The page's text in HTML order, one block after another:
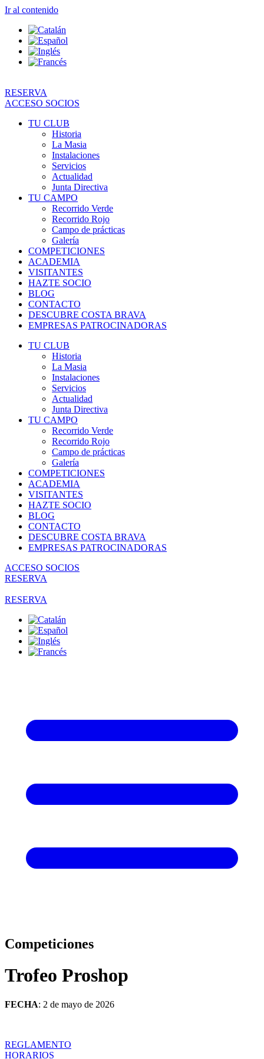
Ir al contenido
RESERVA
ACCESO SOCIOS
TU CLUB
Historia
La Masia
Instalaciones
Servicios
Actualidad
Junta Directiva
TU CAMPO
Recorrido Verde
Recorrido Rojo
Campo de prácticas
Galería
COMPETICIONES
ACADEMIA
VISITANTES
HAZTE SOCIO
BLOG
CONTACTO
DESCUBRE COSTA BRAVA
EMPRESAS PATROCINADORAS
TU CLUB
Historia
La Masia
Instalaciones
Servicios
Actualidad
Junta Directiva
TU CAMPO
Recorrido Verde
Recorrido Rojo
Campo de prácticas
Galería
COMPETICIONES
ACADEMIA
VISITANTES
HAZTE SOCIO
BLOG
CONTACTO
DESCUBRE COSTA BRAVA
EMPRESAS PATROCINADORAS
ACCESO SOCIOS
RESERVA
RESERVA
Competiciones
Trofeo Proshop
FECHA: 2 de mayo de 2026
REGLAMENTO
HORARIOS